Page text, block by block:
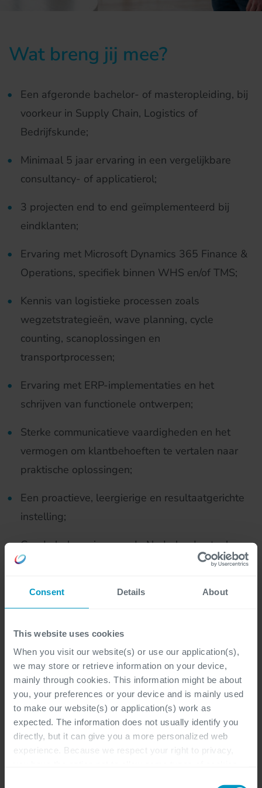
Consent Details About
This website uses cookies
When you visit our website(s) or use our application(s),
we may store or retrieve information on your device,
mainly through cookies. This information might be about
you, your preferences or your device and is mainly used
to make our website(s) or application(s) work as
expected. The information does not usually identify you
directly, but it can give you a more personalized web
experience. Because we respect your right to privacy,
Wat breng jij mee?
Een afgeronde bachelor- of masteropleiding, bij
voorkeur in Supply Chain, Logistics of
Bedrijfskunde;
Minimaal 5 jaar ervaring in een vergelijkbare
consultancy- of applicatierol;
3 projecten end to end geïmplementeerd bij
eindklanten;
Ervaring met Microsoft Dynamics 365 Finance &
Operations, specifiek binnen WHS en/of TMS;
Kennis van logistieke processen zoals
wegzetstrategieën, wave planning, cycle
counting, scanoplossingen en
transportprocessen;
Ervaring met ERP-implementaties en het
schrijven van functionele ontwerpen;
Sterke communicatieve vaardigheden en het
vermogen om klantbehoeften te vertalen naar
praktische oplossingen;
Een proactieve, leergierige en resultaatgerichte
instelling;
Goede beheersing van de Nederlandse taal.
Wat hebben wij jou te
bieden?
Werken aan innovatieve digitale
oplossingen die klanten écht verder helpen;
van gedreven en deskundige collega’s;